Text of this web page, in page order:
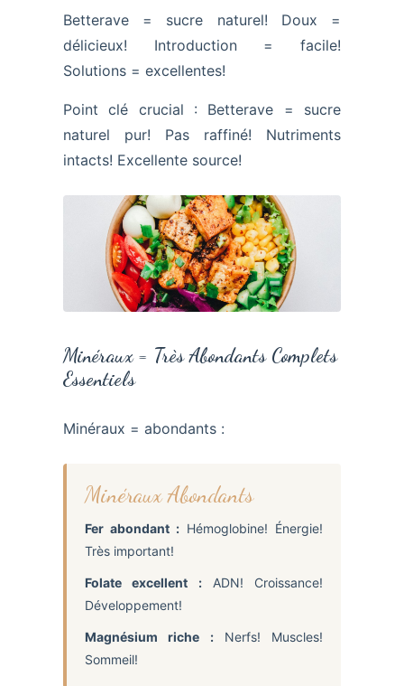
Betterave = sucre naturel! Doux =
délicieux! Introduction = facile!
Solutions = excellentes!
Point clé crucial : Betterave = sucre
naturel pur! Pas raffiné! Nutriments
intacts! Excellente source!
Minéraux = Très Abondants Complets
Essentiels
Minéraux = abondants :
Minéraux Abondants
Fer abondant : Hémoglobine! Énergie!
Très important!
Folate excellent :ADN! Croissance!
Développement!
Magnésium riche :Nerfs! Muscles!
Sommeil!